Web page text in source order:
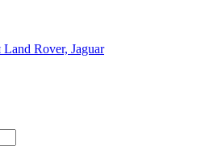
Rover, Jaguar